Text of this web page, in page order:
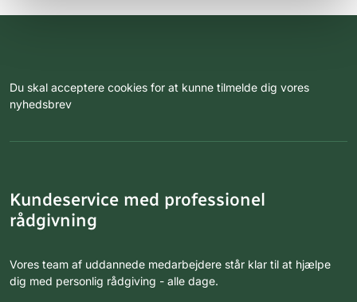
Du skal acceptere cookies for at kunne tilmelde dig vores
nyhedsbrev
Kundeservice med professionel
rådgivning
Vores team af uddannede medarbejdere står klar til at hjælpe
dig med personlig rådgiving - alle dage.